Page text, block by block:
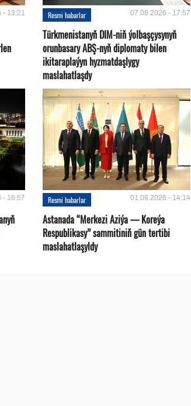
- 13:21 Resmi habarlar 07.08.2026 - 17:57
Türkmenistanyň DIM-niň ýolbaşçysynyň
orunbasary ABŞ-nyň diplomaty bilen
ikitaraplaýyn hyzmatdaşlygy
maslahatlaşdy
- 16:57 Resmi habarlar 01.08.2026 - 14:14
Astanada “Merkezi Aziýa — Koreýa
Respublikasy” sammitiniň gün tertibi
maslahatlaşyldy